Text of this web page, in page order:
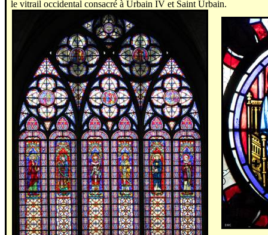
le vitrail occidental consacré à Urbain IV et Saint Urbain.